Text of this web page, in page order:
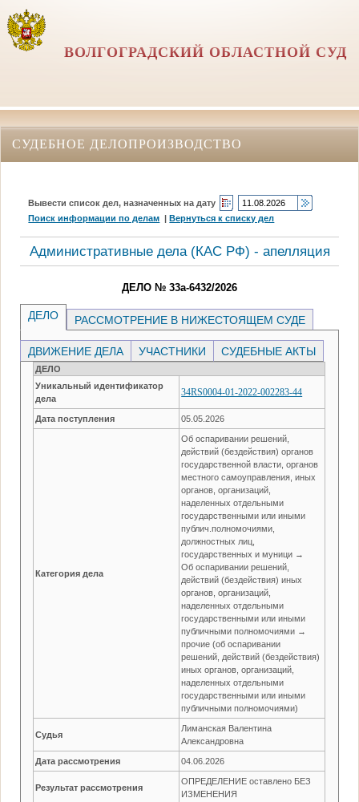
ВОЛГОГРАДСКИЙ ОБЛАСТНОЙ СУД
СУДЕБНОЕ ДЕЛОПРОИЗВОДСТВО
Вывести список дел, назначенных на дату
Поиск информации по делам |Вернуться к списку дел
Административные дела (КАC РФ) - апелляция
ДЕЛО № 33а-6432/2026
ДЕЛО РАССМОТРЕНИЕ В НИЖЕСТОЯЩЕМ СУДЕ
ДВИЖЕНИЕ ДЕЛА УЧАСТНИКИ СУДЕБНЫЕ АКТЫ
ДЕЛО
Уникальный идентификатор
дела
34RS0004-01-2022-002283-44
Дата поступления 05.05.2026
Категория дела
Об оспаривании решений,
действий (бездействия) органов
государственной власти, органов
местного самоуправления, иных
органов, организаций,
наделенных отдельными
государственными или иными
публич.полномочиями,
должностных лиц,
государственных и муници →
Об оспаривании решений,
действий (бездействия) иных
органов, организаций,
наделенных отдельными
государственными или иными
публичными полномочиями →
прочие (об оспаривании
решений, действий (бездействия)
иных органов, организаций,
наделенных отдельными
государственными или иными
публичными полномочиями)
Судья
Лиманская Валентина
Александровна
Дата рассмотрения 04.06.2026
Результат рассмотрения
ОПРЕДЕЛЕНИЕ оставлено БЕЗ
ИЗМЕНЕНИЯ